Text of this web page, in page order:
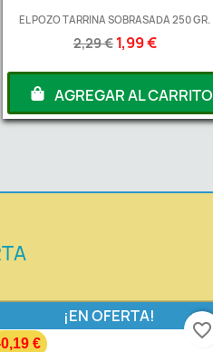
EL POZO TARRINA SOBRASADA 250 GR.
2,29 € 1,99 €
AGREGAR AL CARRITO
¡EN OFERTA!
€
favorite_border